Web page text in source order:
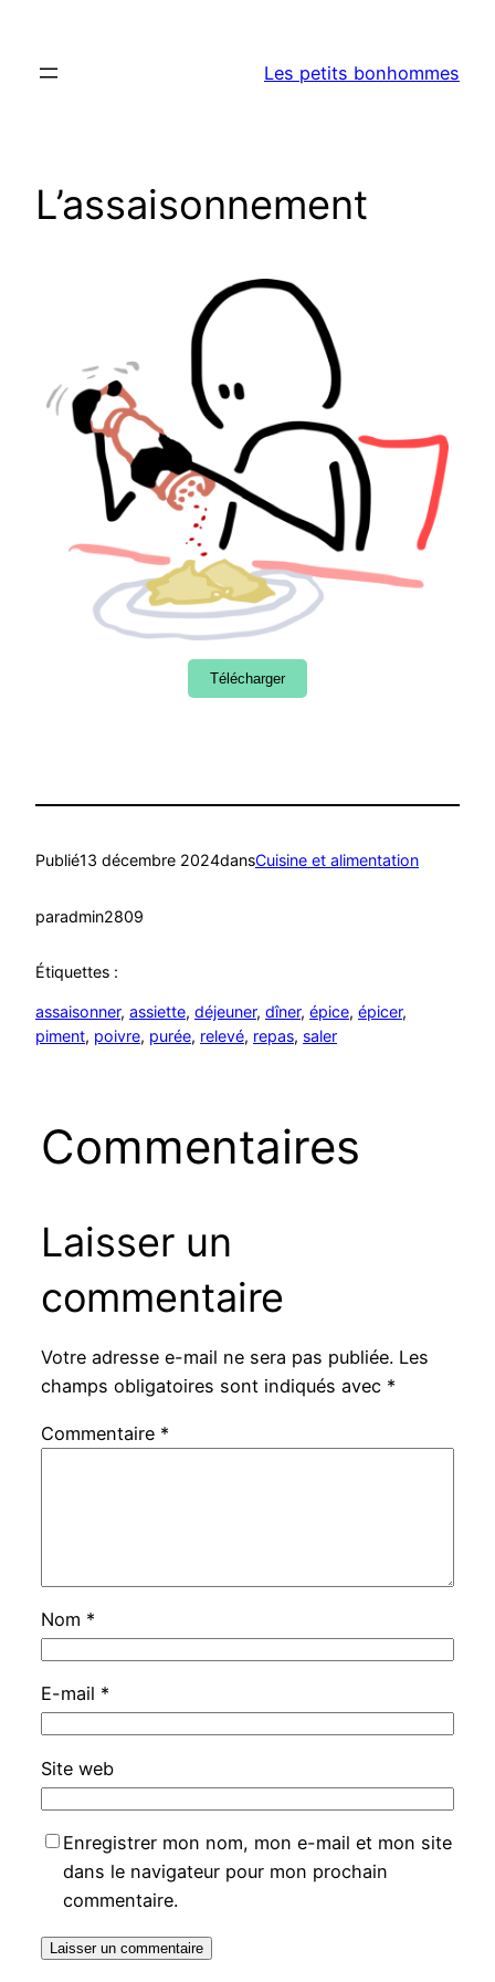
contenu
Les petits bonhommes
L’assaisonnement
Télécharger
Publié13 décembre 2024dansCuisine et alimentation
paradmin2809
Étiquettes :
assaisonner, assiette, déjeuner, dîner, épice, épicer
piment, poivre, purée, relevé, repas, saler
Commentaires
Laisser un
commentaire
Votre adresse e-mail ne sera pas publiée. Les
champs obligatoires sont indiqués avec *
Commentaire *
Nom *
E-mail *
Site web
Enregistrer mon nom, mon e-mail et mon site
dans le navigateur pour mon prochain
commentaire.